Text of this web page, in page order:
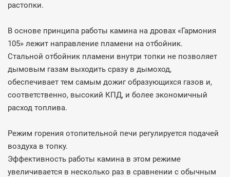
растопки.
В основе принципа работы камина на дровах «Гармония
105» лежит направление пламени на отбойник.
Стальной отбойник пламени внутри топки не позволяет
дымовым газам выходить сразу в дымоход,
обеспечивает тем самым дожиг образующихся газов и,
соответственно, высокий КПД, и более экономичный
расход топлива.
Режим горения отопительной печи регулируется подачей
воздуха в топку.
Эффективность работы камина в этом режиме
увеличивается в несколько раз в сравнении с обычным